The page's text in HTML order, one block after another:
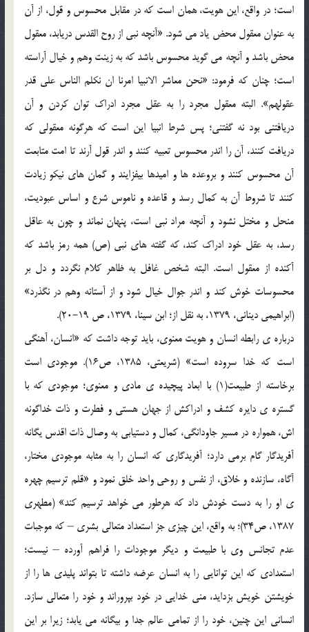
است؛ در واقع، این هویت، همان است که در مقابل محسوس و قول، از آن
به عنوان معقول محض یاد می شود. «آنچه نبی از روح القدس دریابد، معقول
محض باشد و آنچه می گوید محسوس باشد که به زینت وهم و خیال آراسته
است؛ چنان که فرمود: «نحن معاشر الانبیا امرنا ان نکلم الناس علی قدر
عقولهم». البته معقول مجرد را به عقل مجرد ادراک توان کردن و آن
دریافتنی بود نه گفتنی؛ پس شرط انبیا این است که هرگونه معقولی که
دریافت کنند، آن را اندر محسوس تعبیه کنند و اندر قول آرند تا امت متابعت
آن محسوس کنند و بروعده ها و امیدها بیفزایند و گمان های نیکو زیادت
کنند تا شروط آن به کمال رسد و قاعده و ناموس شرع و اساس عبودیت،
منحل و مختل نشود و آنچه مراد نبی است، پنهان نماند و چون به عاقل
رسد، به عقل خود ادراک کند، که گفته های نبی (ص) همه رمز باشد که
آکنده از معقول است. البته شخص غافل به ظاهر کلام نگردد و دل بر
محسوسات خوش کند و اندر جوال خیال شود و از آستانه وهم در نگذرد»
(ابراهیمی دینانی، 1379، به نقل از؛ ابن سینا، 1379، ص 19-20).
درباره ی رابطه انسان و هویت معنوی، باید توجه داشت که «انسان، آهنگی
است که خدا سروده است» (شریعتی، 1385، ص16). موجودی است
برخاسته از طبیعت(1) با ابعاد پیچیده ی مادی و معنوی؛ موجودی که با
گستره ی دایره کشف و ادراکش از جهان هستی و فطرت و ذات خداگونه
اش، همواره در مسیر جاودانگی، کمال و دستیابی به وصال ذات اقدس یگانه
آفریدگار گام برمی دارد؛ آفریدگاری که انسان را به مثابه موجودی مختار،
آگاه، سازنده و خلاق، از نفس و روحی واحد خلق نمود و «قلم ترسیم چهره
ی او را به دست خودش داد که هرطور می خواهد ترسیم کند» (مطهری
1387، ص34)؛ به واقع، این چیزی جز استعداد متعالی بشری – که موجبات
عدم تجانس وی با طبیعت و دیگر موجودات را فراهم آورده – نیست؛
استعدادی که این توانایی را به انسان عرضه داشته تا بتواند پلیدی ها را از
خویشتن خویش بزداید، منی خدایی در خود بپروراند و خود را متعالی سازد.
انسانی این چنین، خود را از تمامی عالم جدا و بیگانه می یابد؛ زیرا بر این